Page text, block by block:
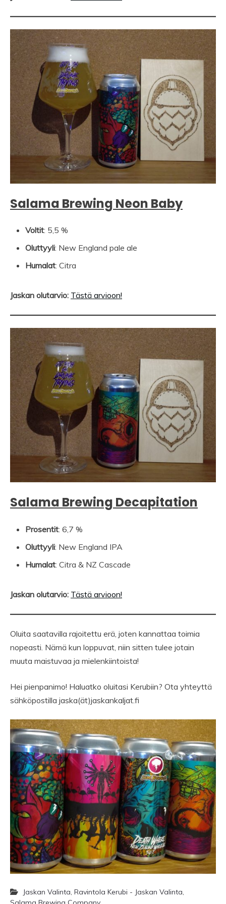
Salama Brewing Neon Baby
Voltit: 5,5 %
Oluttyyli: New England pale ale
Humalat: Citra
Jaskan olutarvio: Tästä arvioon!
Salama Brewing Decapitation
Prosentit: 6,7 %
Oluttyyli: New England IPA
Humalat: Citra & NZ Cascade
Jaskan olutarvio: Tästä arvioon!
Oluita saatavilla rajoitettu erä, joten kannattaa toimia
nopeasti. Nämä kun loppuvat, niin sitten tulee jotain
muuta maistuvaa ja mielenkiintoista!
Hei pienpanimo! Haluatko oluitasi Kerubiin? Ota yhteyttä
sähköpostilla jaska(ät)jaskankaljat.fi
Jaskan Valinta, Ravintola Kerubi - Jaskan Valinta,